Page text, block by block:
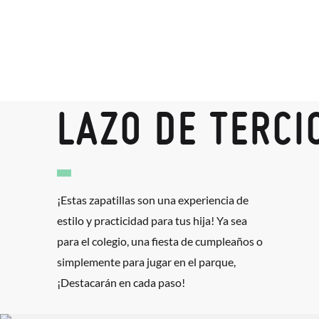
LAZO DE
¡Estas zapatillas son una experiencia de
estilo y practicidad para tus hija! Ya sea
para el colegio, una fiesta de cumpleaños o
simplemente para jugar en el parque,
¡Destacarán en cada paso!